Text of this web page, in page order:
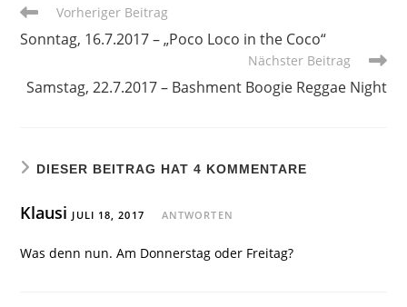
Weitere
ansehen
Vorheriger Beitrag
Sonntag, 16.7.2017 – „Poco Loco in the Coco“
Nächster Beitrag
Samstag, 22.7.2017 – Bashment Boogie Reggae Night
DIESER BEITRAG HAT 4 KOMMENTARE
Klausi JULI 18, 2017 ANTWORTEN
Was denn nun. Am Donnerstag oder Freitag?